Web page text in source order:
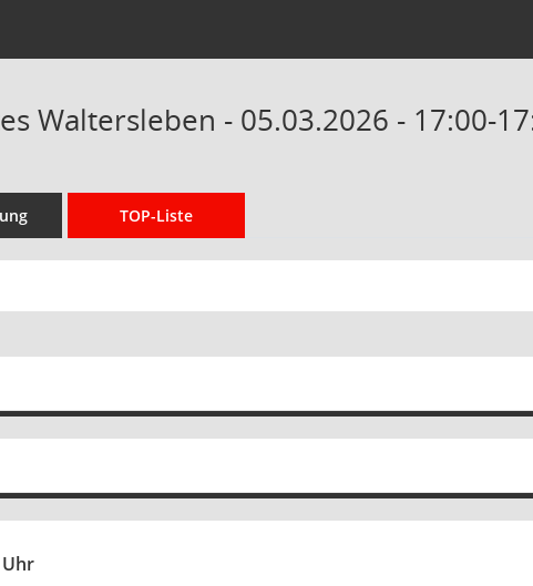
Waltersleben - 05.03.2026 - 17:00-
TOP-Liste